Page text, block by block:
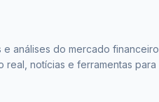
e análises do mercado financeiro
real, notícias e ferramentas para